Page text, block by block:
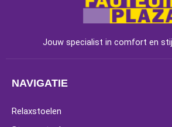
Jouw specialist in comfort en
NAVIGATIE
Relaxstoelen